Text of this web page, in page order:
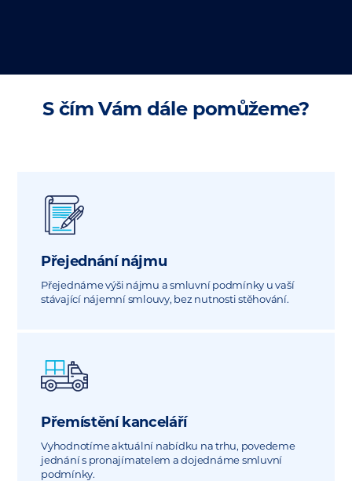
S čím Vám dále pomůžeme?
Přejednání nájmu
Přejednáme výši nájmu a smluvní podmínky u vaší
stávající nájemní smlouvy, bez nutnosti stěhování.
Přemístění kanceláří
Vyhodnotíme aktuální nabídku na trhu, povedeme
jednání s pronajímatelem a dojednáme smluvní
podmínky.